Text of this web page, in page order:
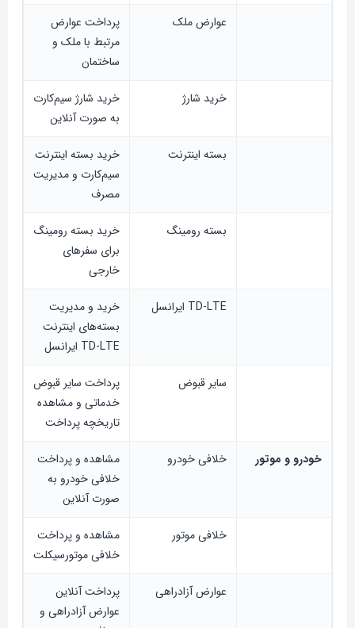
عوارض ملک
پرداخت عوارض
مرتبط با ملک و
ساختمان
خرید شارژ
خرید شارژ سیم‌کارت
به صورت آنلاین
بسته اینترنت
خرید بسته اینترنت
سیم‌کارت و مدیریت
مصرف
بسته رومینگ
خرید بسته رومینگ
برای سفرهای
خارجی
TD-LTE ایرانسل
خرید و مدیریت
بسته‌های اینترنت
TD-LTE ایرانسل
سایر قبوض
پرداخت سایر قبوض
خدماتی و مشاهده
تاریخچه پرداخت
خودرو و موتور خلافی خودرو
مشاهده و پرداخت
خلافی خودرو به
صورت آنلاین
خلافی موتور
مشاهده و پرداخت
خلافی موتورسیکلت
عوارض آزادراهی
پرداخت آنلاین
عوارض آزادراهی و